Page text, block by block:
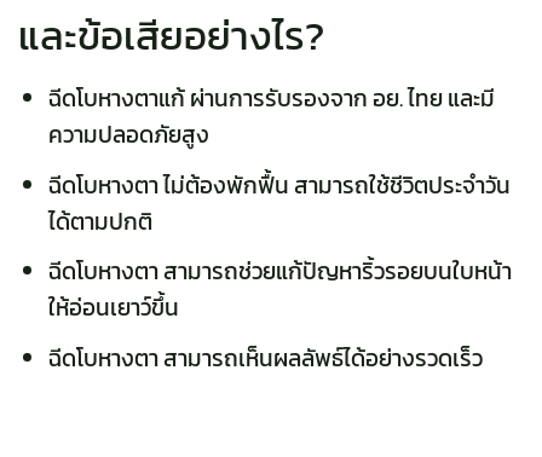
และข้อเสียอย่างไร?
ฉีดโบหางตาแก้ ผ่านการรับรองจาก อย. ไทย และมี
ความปลอดภัยสูง
ฉีดโบหางตา ไม่ต้องพักฟื้น สามารถใช้ชีวิตประจำวัน
ได้ตามปกติ
ฉีดโบหางตา สามารถช่วยแก้ปัญหาริ้วรอยบนใบหน้า
ให้อ่อนเยาว์ขึ้น
ฉีดโบหางตา สามารถเห็นผลลัพธ์ได้อย่างรวดเร็ว